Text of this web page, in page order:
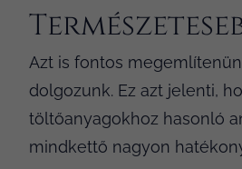
Azt is fontos
dolgozunk. Ez azt jelenti,
töltőanyagokhoz hasonló
mindkettő nagyon